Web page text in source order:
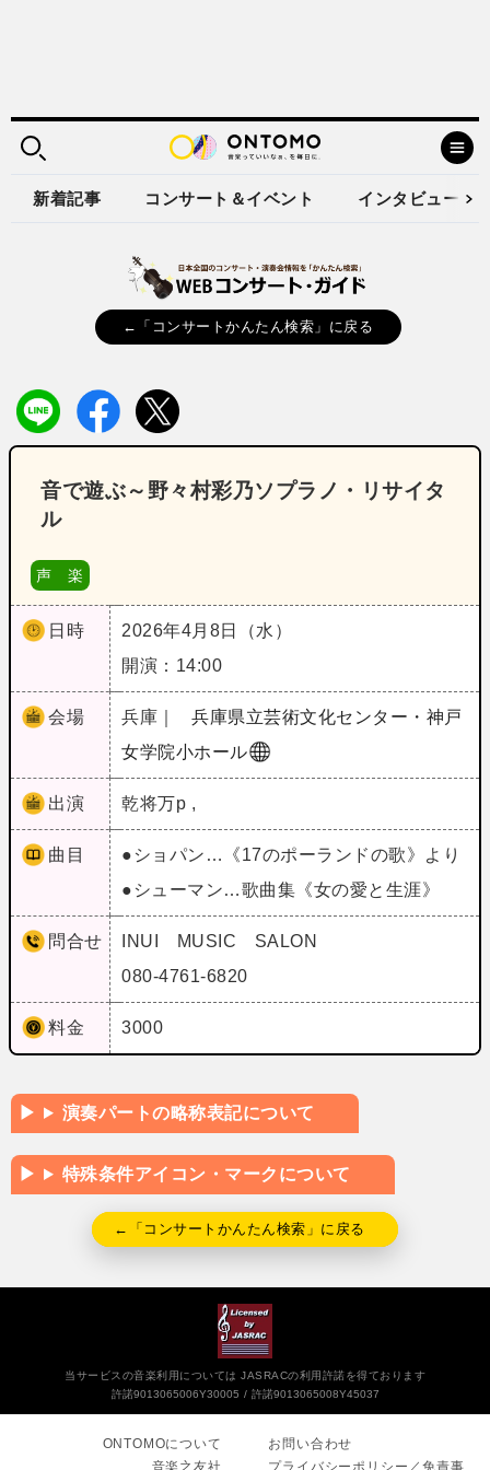
新着記事 コンサート＆イベント インタビュー
←「コンサートかんたん検索」に戻る
音で遊ぶ～野々村彩乃ソプラノ・リサイタ
ル
声 楽
日時
2026年4月8日（水）
開演：14:00
会場 兵庫｜
兵庫県立芸術文化センター・神戸
女学院小ホール
出演 乾将万p ,
曲目
●ショパン…《17のポーランドの歌》より
●シューマン…歌曲集《女の愛と生涯》
問合せ
INUI MUSIC SALON
080-4761-6820
料金 3000
演奏パートの略称表記について
特殊条件アイコン・マークについて
←「コンサートかんたん検索」に戻る
当サービスの音楽利用については JASRACの利用許諾を得ております
許諾9013065006Y30005
許諾9013065008Y45037
ONTOMOについて
音楽之友社
お問い合わせ
プライバシーポリシー／免責事